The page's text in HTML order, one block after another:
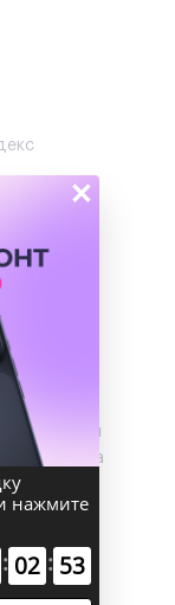
можно
Max.
на
×
нажмите
: 02 : 52